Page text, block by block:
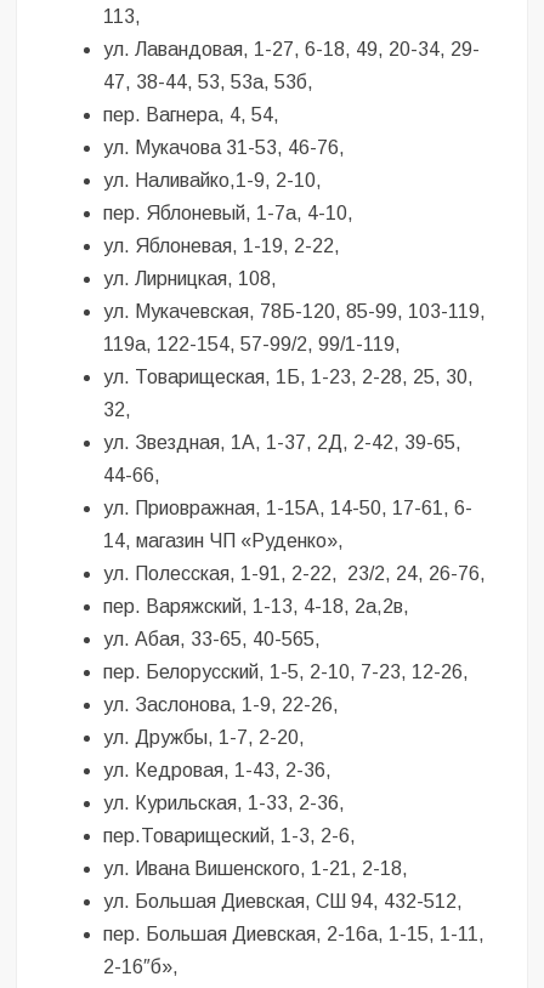
113,
ул. Лавандовая, 1-27, 6-18, 49, 20-34, 29-
47, 38-44, 53, 53а, 53б,
пер. Вагнера, 4, 54,
ул. Мукачова 31-53, 46-76,
ул. Наливайко,1-9, 2-10,
пер. Яблоневый, 1-7а, 4-10,
ул. Яблоневая, 1-19, 2-22,
ул. Лирницкая, 108,
ул. Мукачевская, 78Б-120, 85-99, 103-119,
119а, 122-154, 57-99/2, 99/1-119,
ул. Товарищеская, 1Б, 1-23, 2-28, 25, 30,
32,
ул. Звездная, 1А, 1-37, 2Д, 2-42, 39-65,
44-66,
ул. Приовражная, 1-15А, 14-50, 17-61, 6-
14, магазин ЧП «Руденко»,
ул. Полесская, 1-91, 2-22, 23/2, 24, 26-76,
пер. Варяжский, 1-13, 4-18, 2а,2в,
ул. Абая, 33-65, 40-565,
пер. Белорусский, 1-5, 2-10, 7-23, 12-26,
ул. Заслонова, 1-9, 22-26,
ул. Дружбы, 1-7, 2-20,
ул. Кедровая, 1-43, 2-36,
ул. Курильская, 1-33, 2-36,
пер.Товарищеский, 1-3, 2-6,
ул. Ивана Вишенского, 1-21, 2-18,
ул. Большая Диевская, СШ 94, 432-512,
пер. Большая Диевская, 2-16а, 1-15, 1-11,
2-16″б»,